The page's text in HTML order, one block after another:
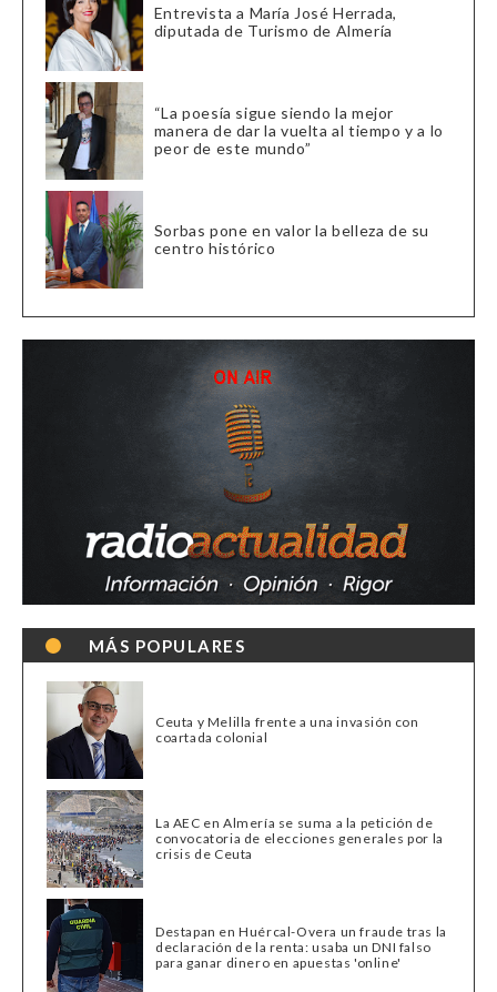
Entrevista a María José Herrada,
diputada de Turismo de Almería
“La poesía sigue siendo la mejor
manera de dar la vuelta al tiempo y a lo
peor de este mundo”
Sorbas pone en valor la belleza de su
centro histórico
MÁS POPULARES
Ceuta y Melilla frente a una invasión con
coartada colonial
La AEC en Almería se suma a la petición de
convocatoria de elecciones generales por la
crisis de Ceuta
Destapan en Huércal-Overa un fraude tras la
declaración de la renta: usaba un DNI falso
para ganar dinero en apuestas 'online'